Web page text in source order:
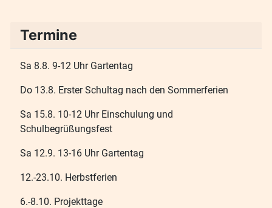
Termine
Sa 8.8. 9-12 Uhr Gartentag
Do 13.8. Erster Schultag nach den Sommerferien
Sa 15.8. 10-12 Uhr Einschulung und
Schulbegrüßungsfest
Sa 12.9. 13-16 Uhr Gartentag
12.-23.10. Herbstferien
6.-8.10. Projekttage